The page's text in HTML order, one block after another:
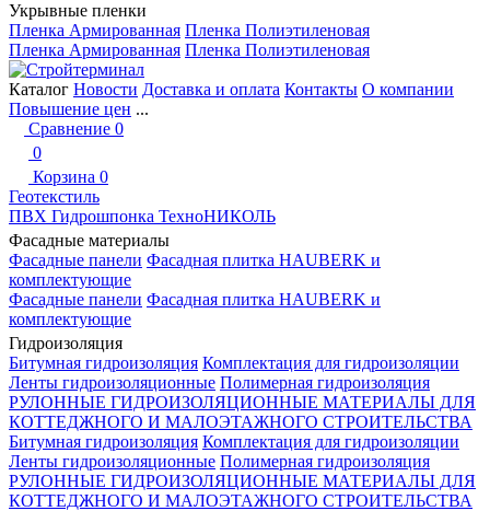
Укрывные пленки
Пленка Армированная Пленка Полиэтиленовая
Пленка Армированная Пленка Полиэтиленовая
Каталог Новости Доставка и оплата Контакты О компании
Повышение цен ...
Сравнение 0
0
Корзина 0
Геотекстиль
ПВХ Гидрошпонка ТехноНИКОЛЬ
Фасадные материалы
Фасадные панели Фасадная плитка HAUBERK и
комплектующие
Фасадные панели Фасадная плитка HAUBERK и
комплектующие
Гидроизоляция
Битумная гидроизоляция Комплектация для гидроизоляции
Ленты гидроизоляционные Полимерная гидроизоляция
РУЛОННЫЕ ГИДРОИЗОЛЯЦИОННЫЕ МАТЕРИАЛЫ ДЛЯ
КОТТЕДЖНОГО И МАЛОЭТАЖНОГО СТРОИТЕЛЬСТВА
Битумная гидроизоляция Комплектация для гидроизоляции
Ленты гидроизоляционные Полимерная гидроизоляция
РУЛОННЫЕ ГИДРОИЗОЛЯЦИОННЫЕ МАТЕРИАЛЫ ДЛЯ
КОТТЕДЖНОГО И МАЛОЭТАЖНОГО СТРОИТЕЛЬСТВА